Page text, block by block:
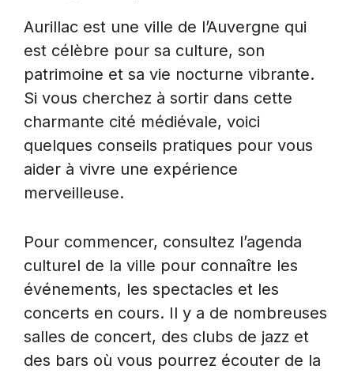
Aurillac est une ville de l’Auvergne qui
est célèbre pour sa culture, son
patrimoine et sa vie nocturne vibrante.
Si vous cherchez à sortir dans cette
charmante cité médiévale, voici
quelques conseils pratiques pour vous
aider à vivre une expérience
merveilleuse.
Pour commencer, consultez l’agenda
culturel de la ville pour connaître les
événements, les spectacles et les
concerts en cours. Il y a de nombreuses
salles de concert, des clubs de jazz et
des bars où vous pourrez écouter de la